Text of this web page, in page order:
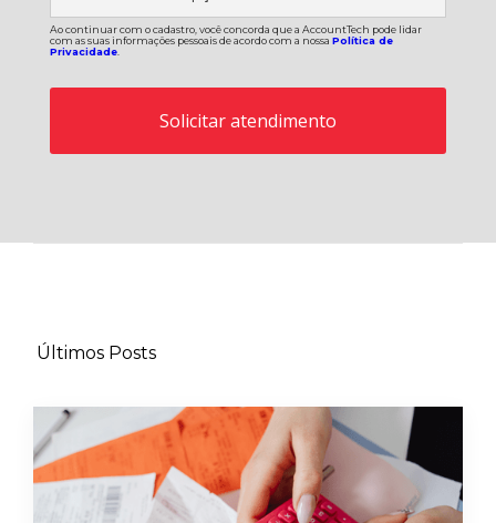
Ao continuar com o cadastro, você concorda que a AccountTech pode lidar
com as suas informações pessoais de acordo com a nossa Política de
Privacidade.
Últimos Posts